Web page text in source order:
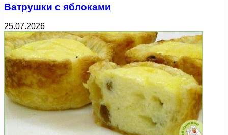
Ватрушки с яблоками
25.07.2026